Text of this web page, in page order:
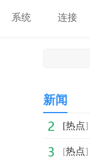
系统 连接
新闻
[热点]
[热点]